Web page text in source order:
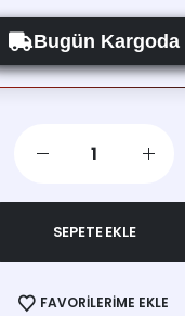
Bugün Kargoda
SEPETE EKLE
FAVORILERIME EKLE